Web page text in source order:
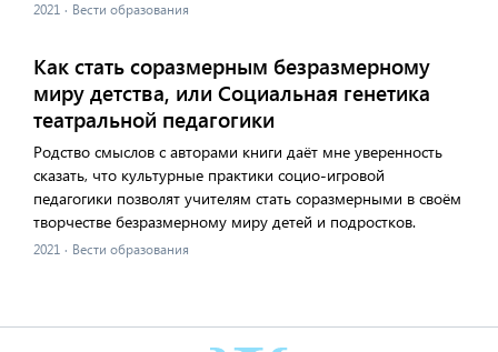
2021 · Вести образования
Как стать соразмерным безразмерному
миру детства, или Социальная генетика
театральной педагогики
Родство смыслов с авторами книги даёт мне уверенность
сказать, что культурные практики социо-игровой
педагогики позволят учителям стать соразмерными в своём
творчестве безразмерному миру детей и подростков.
2021 · Вести образования